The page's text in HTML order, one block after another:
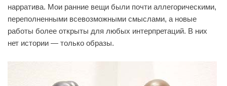
нарратива. Мои ранние вещи были почти аллегорическими,
переполненными всевозможными смыслами, а новые
работы более открыты для любых интерпретаций. В них
нет истории — только образы.